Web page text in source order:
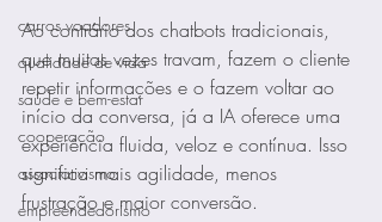
carros voadores
qualidade de vida
saúde e bem-estar
cooperação
associativismo
empreendedorismo
Ao contrário dos chatbots tradicionais,
que muitas vezes travam, fazem o cliente
repetir informações e o fazem voltar ao
início da conversa, já a IA oferece uma
experiência fluida, veloz e contínua. Isso
significa mais agilidade, menos
frustração e maior conversão.